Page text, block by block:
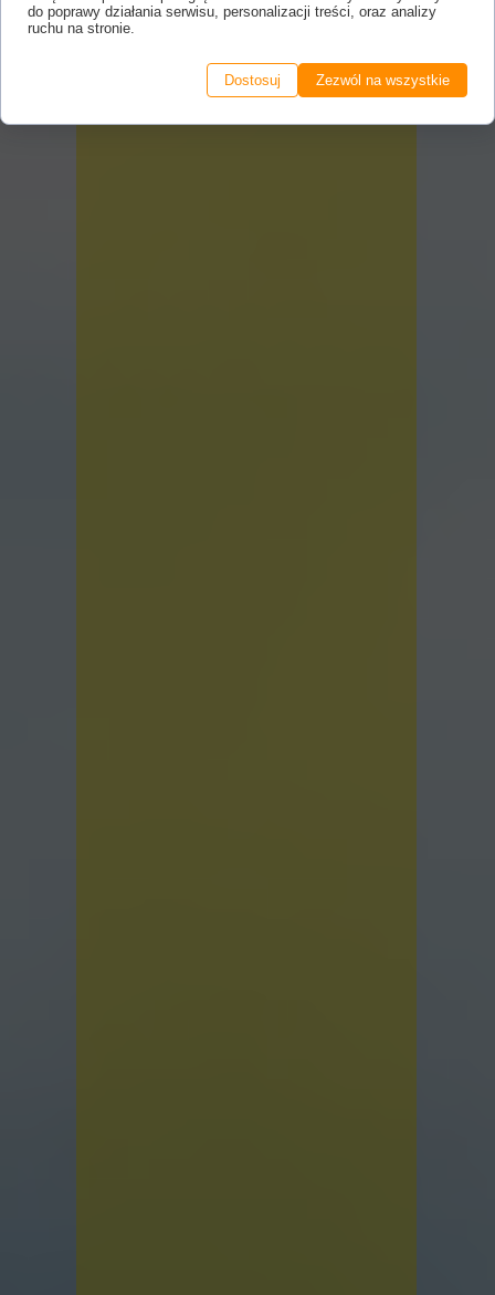
do poprawy działania serwisu, personalizacji treści, oraz analizy
ruchu na stronie.
Dostosuj Zezwól na wszystkie